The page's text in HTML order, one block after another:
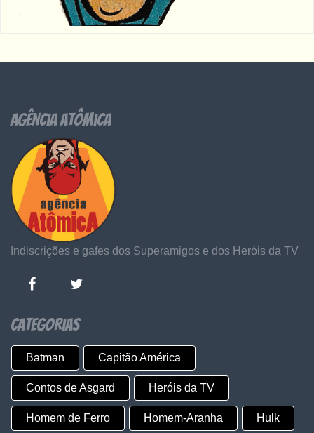
Agência Atômica
Indiscrições e gafes dos Superamigos e dos Heróis da TV
Categorias
Batman Capitão América
Contos de Asgard Heróis da TV
Homem de Ferro Homem-Aranha Hulk